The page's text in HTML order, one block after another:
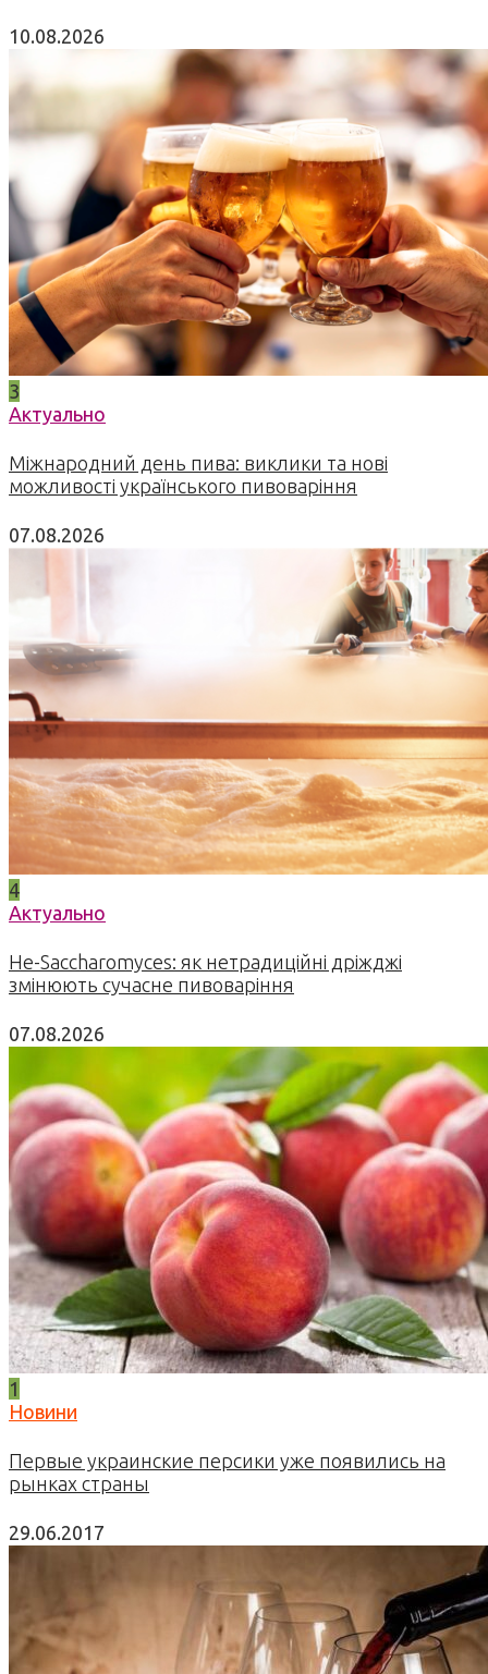
10.08.2026
3
Актуально
Міжнародний день пива: виклики та нові
можливості українського пивоваріння
07.08.2026
4
Актуально
Не-Saccharomyces: як нетрадиційні дріжджі
змінюють сучасне пивоваріння
07.08.2026
1
Новини
Первые украинские персики уже появились на
рынках страны
29.06.2017